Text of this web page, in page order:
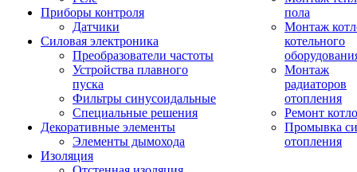
Приборы контроля
Датчики
Силовая электроника
Преобразователи частоты
Устройства плавного
пуска
Фильтры синусоидальные
Специальные решения
Декоративные элементы
Элементы дымохода
Изоляция
пола
Монтаж
котельного
Монтаж
радиаторов
отопления
Ремонт
Промывка
отопления